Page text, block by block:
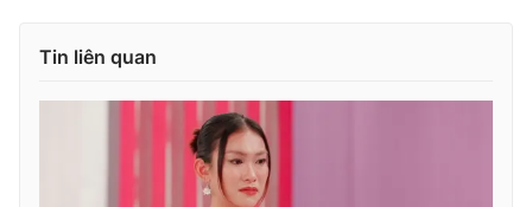
Tin liên quan